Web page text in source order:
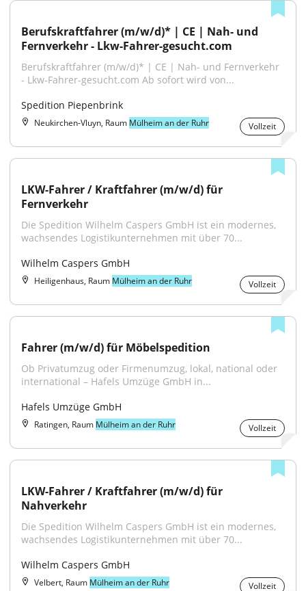
Berufskraftfahrer (m/w/d)* | CE | Nah- und
Fernverkehr - Lkw-Fahrer-gesucht.com
Berufskraftfahrer (m/w/d)* | CE | Nah- und Fernverkehr
- Lkw-Fahrer-gesucht.com Ab sofort wird von...
Spedition Piepenbrink
Neukirchen-Vluyn, Raum Mülheim an der Ruhr Vollzeit
LKW-Fahrer / Kraftfahrer (m/w/d) für
Fernverkehr
Die Spedition Wilhelm Caspers GmbH ist ein modernes,
wachsendes Logistikunternehmen mit über 70...
Wilhelm Caspers GmbH
Heiligenhaus, Raum Mülheim an der Ruhr Vollzeit
Fahrer (m/w/d) für Möbelspedition
Ob Privatumzug oder Firmenumzug, lokal, national oder
international – Hafels Umzüge GmbH in...
Hafels Umzüge GmbH
Ratingen, Raum Mülheim an der Ruhr Vollzeit
LKW-Fahrer / Kraftfahrer (m/w/d) für
Nahverkehr
Die Spedition Wilhelm Caspers GmbH ist ein modernes,
wachsendes Logistikunternehmen mit über 70...
Wilhelm Caspers GmbH
Velbert, Raum Mülheim an der Ruhr Vollzeit